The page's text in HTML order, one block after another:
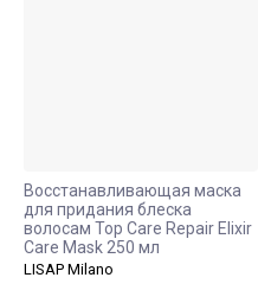
Восстанавливающая маска
для придания блеска
волосам Top Care Repair Elixir
Care Mask 250 мл
LISAP Milano